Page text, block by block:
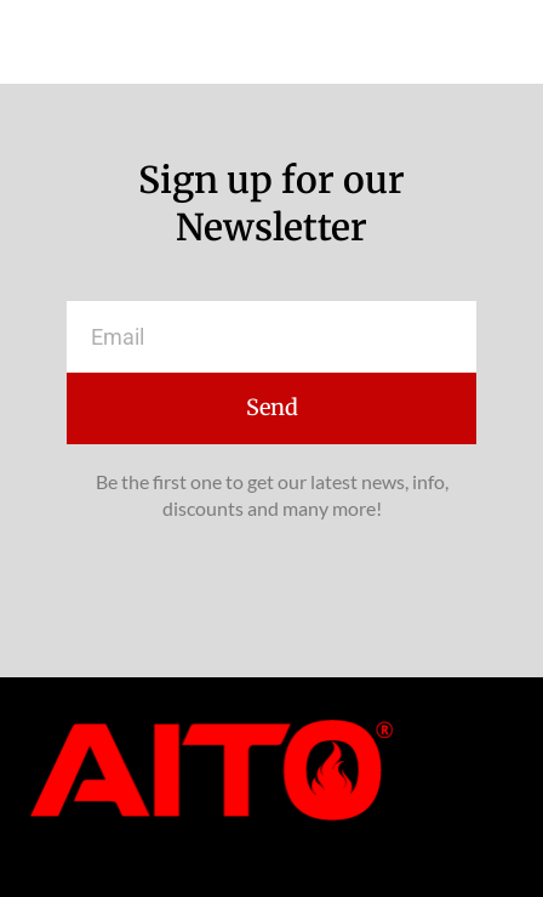
Sign up for our
Newsletter
Send
Be the first one to get our latest news, info,
discounts and many more!